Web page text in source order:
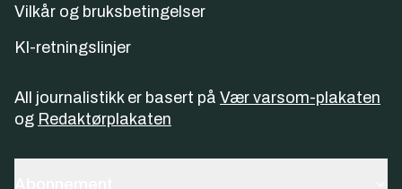
Vilkår og bruksbetingelser
KI-retningslinjer
All journalistikk er basert på Vær varsom-plakaten
og Redaktørplakaten